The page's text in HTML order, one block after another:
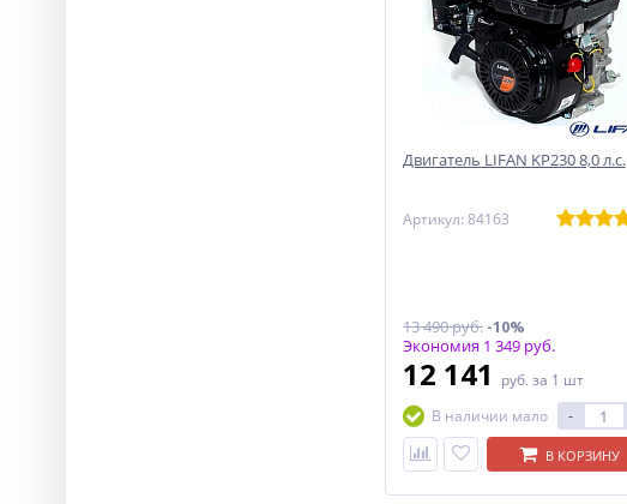
Двигатель LIFAN KP230 8,0 л.с.
Артикул: 84163
13 490 руб.-10%
Экономия 1 349 руб.
12 141 руб. за 1 шт
В наличии мало
-
В КОРЗИНУ